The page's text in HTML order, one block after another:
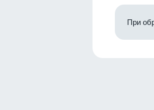
При